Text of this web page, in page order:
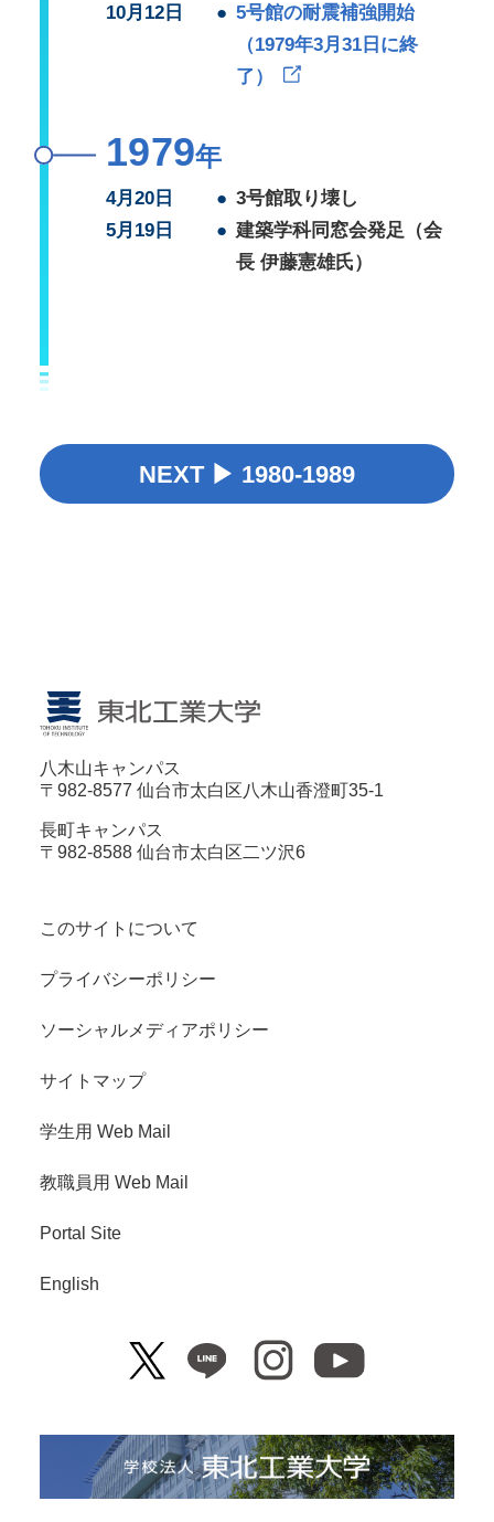
10月12日
● 5号館の耐震補強開始
（1979年3月31日に終
了）
1979年
4月20日 ● 3号館取り壊し
5月19日
● 建築学科同窓会発足（会
長 伊藤憲雄氏）
NEXT ▶ 1980-1989
八木山キャンパス
〒982-8577 仙台市太白区八木山香澄町35-1
長町キャンパス
〒982-8588 仙台市太白区二ツ沢6
このサイトについて
プライバシーポリシー
ソーシャルメディアポリシー
サイトマップ
学生用 Web Mail
教職員用 Web Mail
Portal Site
English